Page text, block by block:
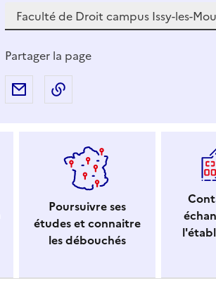
v
z
Partager la page
Partager par e-mail
Poursuivre ses
études et connaitre
les débouchés